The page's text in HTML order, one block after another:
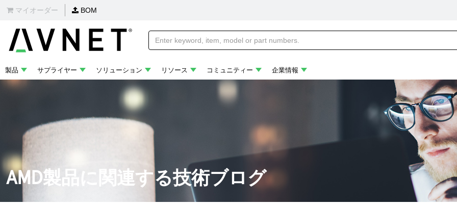
マイオーダー BOM
製品 サプライヤー ソリューション リソース コミュニティー 企業情報
AMD製品に関連する技術ブログ